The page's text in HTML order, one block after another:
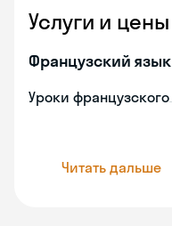
Услуги и цены
Французский язык
Уроки французского
Читать дальше